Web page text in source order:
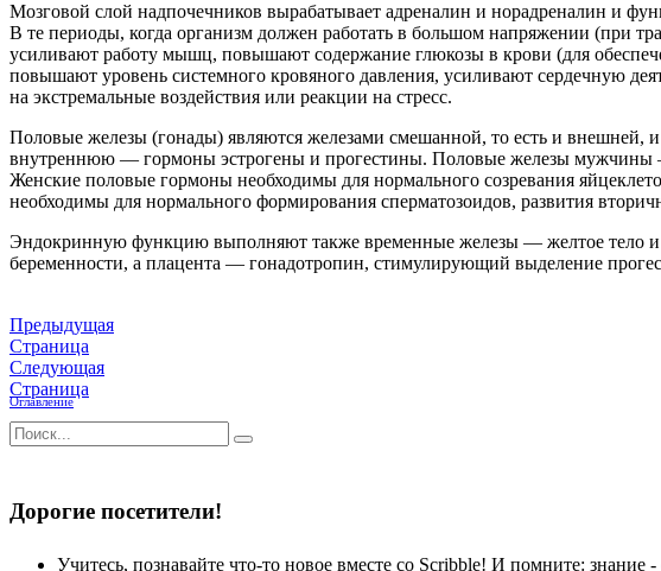
Мозговой слой надпочечников вырабатывает адреналин и норадреналин и
В те периоды, когда организм должен работать в большом напряжении (при
усиливают работу мышц, повышают содержание глюкозы в крови (для
повышают уровень системного кровяного давления, усиливают сердечную
на экстремальные воздействия или реакции на стресс.
Половые железы (гонады) являются железами смешанной, то есть и
внутреннюю — гормоны эстрогены и прогестины. Половые железы
Женские половые гормоны необходимы для нормального созревания
необходимы для нормального формирования сперматозоидов, развития
Эндокринную функцию выполняют также временные железы — желтое тело и
беременности, а плацента — гонадотропин, стимулирующий выделение
Предыдущая
Страница
Следующая
Страница
Оглавление
Дорогие посетители!
Учитесь, познавайте что-то новое вместе со Scribble! И помните: знание -